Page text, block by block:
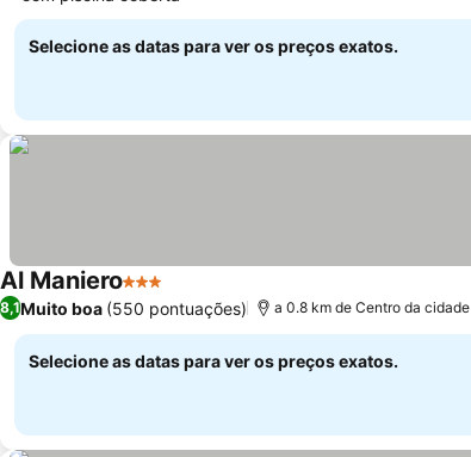
Selecione as datas para ver os preços exatos.
Al Maniero3 Estrelas
8,1Muito boa (550 pontuações) a 0.8 km de Centro da cidade
Selecione as datas para ver os preços exatos.